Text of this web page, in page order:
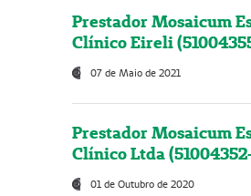
Prestador Mosaicum
Clínico Eireli
07 de Maio de 2021
Prestador Mosaicum
Clínico Ltda
01 de Outubro de 2020